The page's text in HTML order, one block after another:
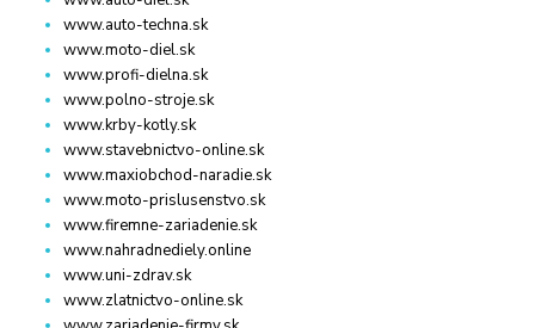
www.auto-techna.sk
www.moto-diel.sk
www.profi-dielna.sk
www.polno-stroje.sk
www.krby-kotly.sk
www.stavebnictvo-online.sk
www.maxiobchod-naradie.sk
www.moto-prislusenstvo.sk
www.firemne-zariadenie.sk
www.nahradnediely.online
www.uni-zdrav.sk
www.zlatnictvo-online.sk